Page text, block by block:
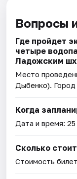
Вопросы
Где пройдет
четыре
Ладожским
Место
Дыбенко).
Когда
Дата и время:
Сколько
Стоимость